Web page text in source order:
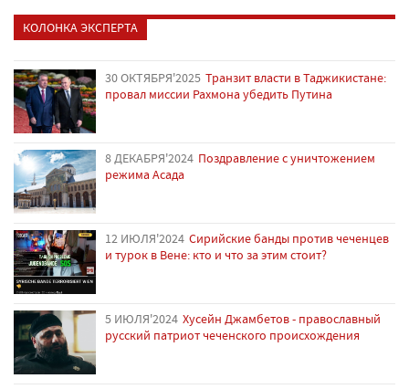
КОЛОНКА ЭКСПЕРТА
30 ОКТЯБРЯ'2025 Транзит власти в Таджикистане:
провал миссии Рахмона убедить Путина
8 ДЕКАБРЯ'2024 Поздравление с уничтожением
режима Асада
12 ИЮЛЯ'2024 Сирийские банды против чеченцев
и турок в Вене: кто и что за этим стоит?
5 ИЮЛЯ'2024 Хусейн Джамбетов - православный
русский патриот чеченского происхождения